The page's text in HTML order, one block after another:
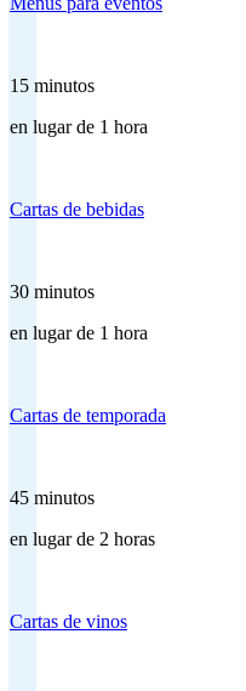
15 minutos
en lugar de 1 hora
Cartas de bebidas
30 minutos
en lugar de 1 hora
Cartas de temporada
45 minutos
en lugar de 2 horas
Cartas de vinos